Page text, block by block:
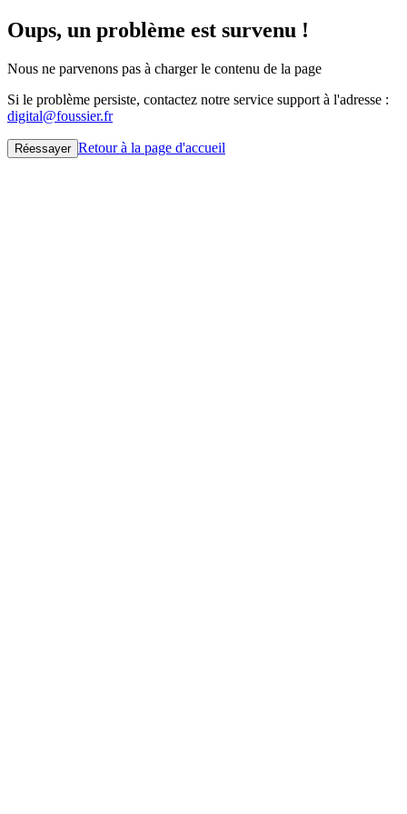
Oups, un problème est survenu !
Nous ne parvenons pas à charger le contenu de la page
Si le problème persiste, contactez notre service support à l'adresse :
digital@foussier.fr
Réessayer Retour à la page d'accueil